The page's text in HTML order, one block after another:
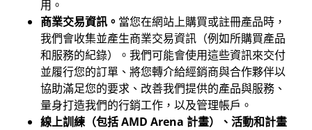
用。
商業交易資訊。 當您在網站上購買或註冊產品時，
我們會收集並產生商業交易資訊（例如所購買產品
和服務的紀錄）。我們可能會使用這些資訊來交付
並履行您的訂單、將您轉介給經銷商與合作夥伴以
協助滿足您的要求、改善我們提供的產品與服務、
量身打造我們的行銷工作，以及管理帳戶。
線上訓練（包括 AMD Arena 計畫）、活動和計畫